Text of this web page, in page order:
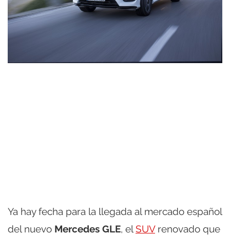
Ya hay fecha para la llegada al mercado español
del nuevo Mercedes GLE, elSUVrenovado que